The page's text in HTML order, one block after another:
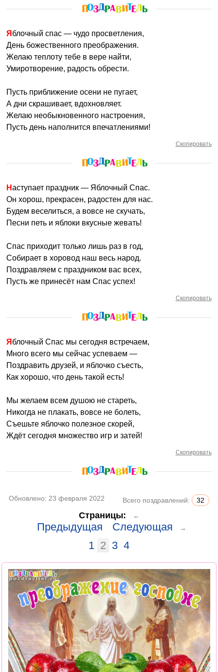
Яблочный спас — чудо просветления,
День божественного преображения.
Желаю теплоту тебе в вере найти,
Умиротворение, радость обрести.
Пусть приближение осени не пугает,
А дни скрашивает, вдохновляет.
Желаю необыкновенного настроения,
Пусть день наполнится впечатлениями!
Скопировать
Наступает праздник — Яблочный Спас.
Он хорош, прекрасен, радостен для нас.
Будем веселиться, а вовсе не скучать,
Песни петь и яблоки вкусные жевать!
Спас приходит только лишь раз в год,
Собирает в хоровод наш весь народ.
Поздравляем с праздником вас всех,
Пусть же принесёт нам Спас успех!
Скопировать
Яблочный Спас мы сегодня встречаем,
Много всего мы сейчас успеваем —
Поздравить друзей, и яблочко съесть,
Как хорошо, что день такой есть!
Мы желаем всем душою не стареть,
Никогда не плакать, вовсе не болеть,
Съешьте яблочко полезное скорей,
Ждёт сегодня множество игр и затей!
Скопировать
Обновлено: 23 февраля 2022 Всего поздравлений: 32
Страницы: ←
Предыдущая Следующая →
1 2 3 4